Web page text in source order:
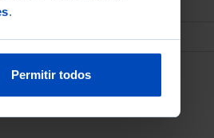
.
Permitir todos
ORDENAR POR